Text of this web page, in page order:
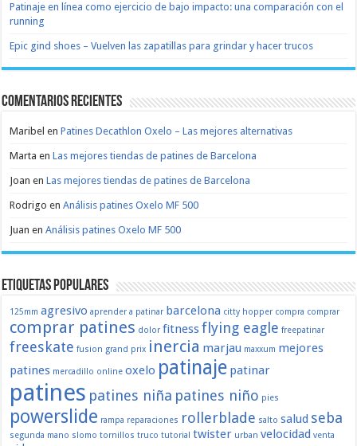
Patinaje en línea como ejercicio de bajo impacto: una comparación con el
running
Epic gind shoes – Vuelven las zapatillas para grindar y hacer trucos
Comentarios recientes
Maribel enPatines Decathlon Oxelo – Las mejores alternativas
Marta enLas mejores tiendas de patines de Barcelona
Joan enLas mejores tiendas de patines de Barcelona
Rodrigo enAnálisis patines Oxelo MF 500
Juan enAnálisis patines Oxelo MF 500
Etiquetas populares
125mm agresivo aprender a patinar barcelona citty hopper compra comprar
comprar patines dolor fitnessflying eagle freepatinar
freeskate fusion grand prix inercia marjau maxxum mejores
patines mercadillo online oxelo patinaje patinar
patines patines niña patines niño pies
powerslide rampa reparaciones rollerblade salto salud seba
segunda mano slomo tornillos truco tutorial twister urban velocidad venta